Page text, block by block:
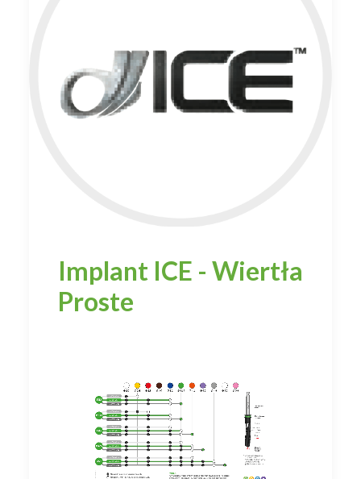
Implant ICE - Wiertła
Proste